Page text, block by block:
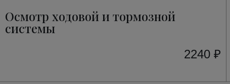
Осмотр ходовой и тормозной
системы
2240 ₽